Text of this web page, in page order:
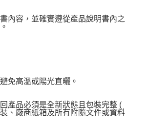
內容，並確實遵從產品說明書內之
免高溫或陽光直曬。
產品必須是全新狀態且包裝完整 (
、廠商紙箱及所有附隨文件或資料